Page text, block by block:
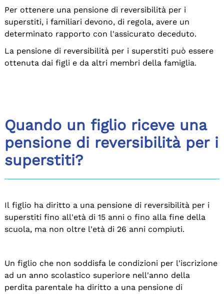
Per ottenere una pensione di reversibilità per i
superstiti, i familiari devono, di regola, avere un
determinato rapporto con l'assicurato deceduto.
La pensione di reversibilità per i superstiti può essere
ottenuta dai figli e da altri membri della famiglia.
Quando un figlio riceve una
pensione di reversibilità per i
superstiti?
Il figlio ha diritto a una pensione di reversibilità per i
superstiti fino all'età di 15 anni o fino alla fine della
scuola, ma non oltre l'età di 26 anni compiuti.
Un figlio che non soddisfa le condizioni per l'iscrizione
ad un anno scolastico superiore nell'anno della
perdita parentale ha diritto a una pensione di